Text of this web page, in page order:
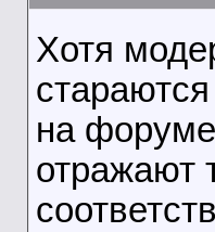
Хотя
на
отражают